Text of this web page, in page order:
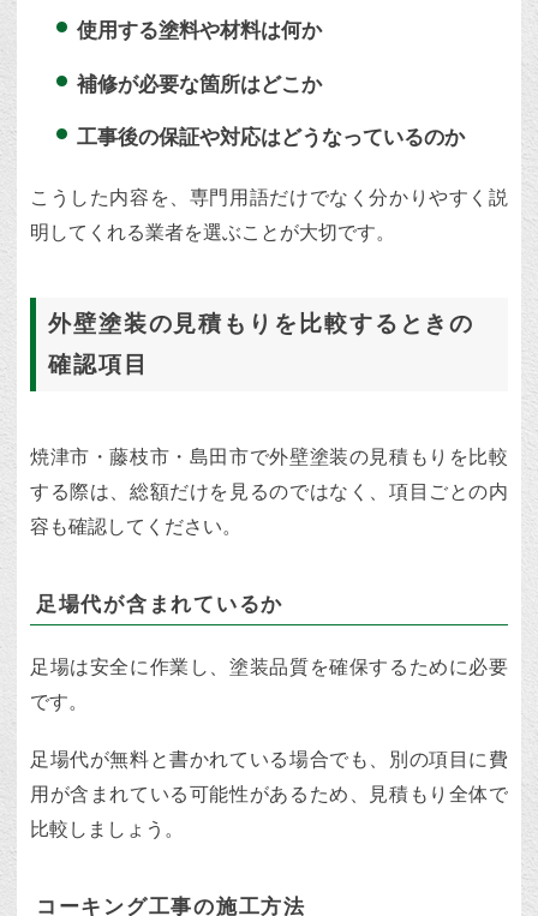
使用する塗料や材料は何か
補修が必要な箇所はどこか
工事後の保証や対応はどうなっているのか
こうした内容を、専門用語だけでなく分かりやすく説
明してくれる業者を選ぶことが大切です。
外壁塗装の見積もりを比較するときの
確認項目
焼津市・藤枝市・島田市で外壁塗装の見積もりを比較
する際は、総額だけを見るのではなく、項目ごとの内
容も確認してください。
足場代が含まれているか
足場は安全に作業し、塗装品質を確保するために必要
です。
足場代が無料と書かれている場合でも、別の項目に費
用が含まれている可能性があるため、見積もり全体で
比較しましょう。
コーキング工事の施工方法